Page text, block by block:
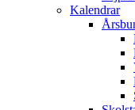
Kalendrar